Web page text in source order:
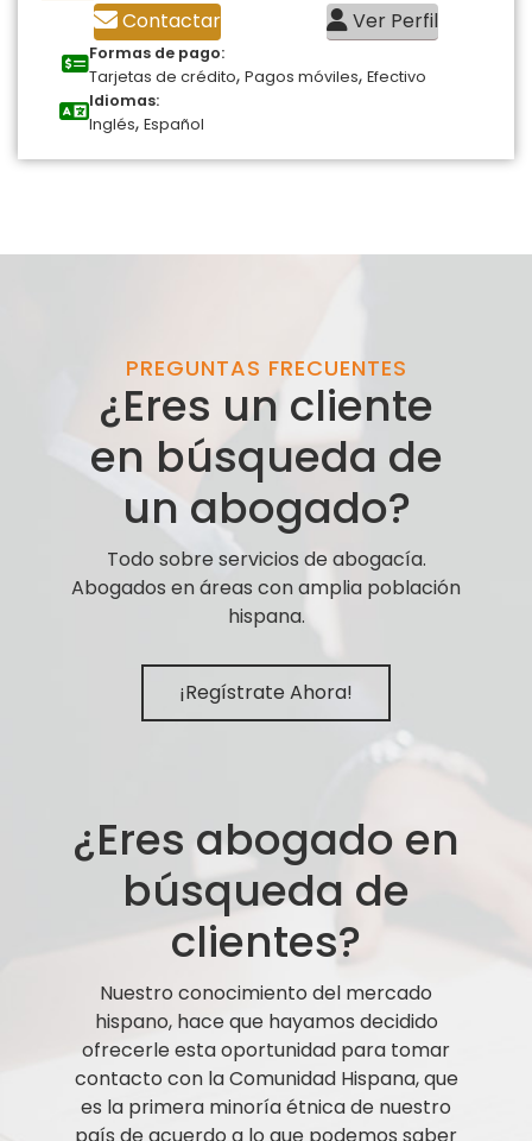
Contactar
Ver Perfil
Formas de pago:
Tarjetas de crédito, Pagos móviles, Efectivo
Idiomas:
Inglés, Español
PREGUNTAS FRECUENTES
¿Eres un cliente
en búsqueda de
un abogado?
Todo sobre servicios de abogacía.
Abogados en áreas con amplia población
hispana.
¡Regístrate Ahora!
¿Eres abogado en
búsqueda de
clientes?
Nuestro conocimiento del mercado
hispano, hace que hayamos decidido
ofrecerle esta oportunidad para tomar
contacto con la Comunidad Hispana, que
es la primera minoría étnica de nuestro
país de acuerdo a lo que podemos saber